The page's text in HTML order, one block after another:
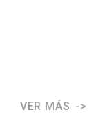
VER MÁS